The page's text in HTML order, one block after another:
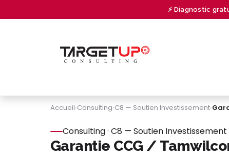
⚡ Diagnostic
Accueil›Consulting›C8 — Soutien Investissement›
Consulting · C8 — Soutien Investissement
Garantie CCG /